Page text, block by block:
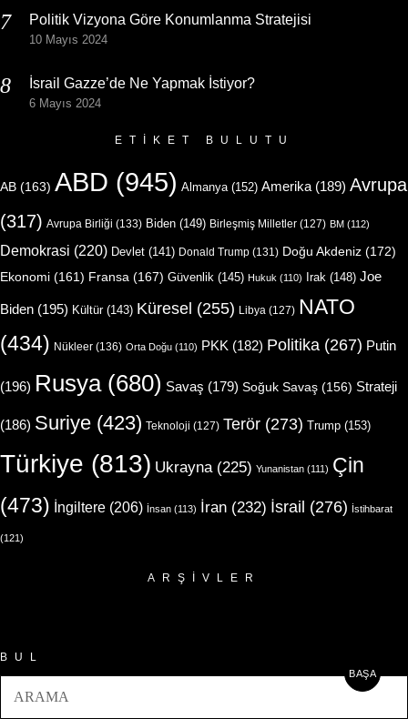
Politik Vizyona Göre Konumlanma Stratejisi
10 Mayıs 2024
İsrail Gazze’de Ne Yapmak İstiyor?
6 Mayıs 2024
ETIKET BULUTU
AB (163) ABD (945) Almanya(152) Amerika (189) Avrupa
(317) Avrupa Birliği (133) Biden (149) Birleşmiş Milletler (127) BM (112)
Demokrasi (220) Devlet (141) Donald Trump (131) Doğu Akdeniz (172)
Ekonomi (161) Fransa (167) Güvenlik (145) Hukuk (110) Irak (148) Joe
Biden (195) Kültür(143) Küresel (255) Libya (127) NATO
(434) Nükleer (136) Orta Doğu (110) PKK (182) Politika (267) Putin
(196) Rusya(680) Savaş (179) Soğuk Savaş (156) Strateji
(186) Suriye (423) Teknoloji (127) Terör (273) Trump (153)
Türkiye (813) Ukrayna(225) Yunanistan (111) Çin
(473) İngiltere (206) İnsan (113) İran (232) İsrail (276) İstihbarat
(121)
ARŞIVLER
BUL
BAŞA